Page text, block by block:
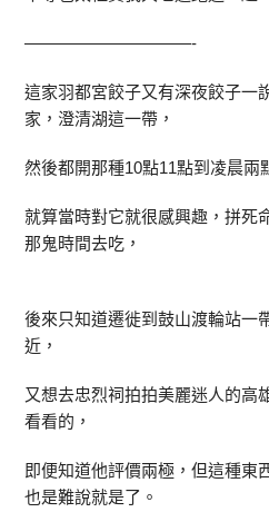
——————————-
這家羽都宮餃子又有深夜餃子一
家，澄清湖這一帶，
然後都開那種10點11點到凌晨兩
就算當時對它就很感興趣，拼死
那鬼時間去吃，
後來只知道遷徙到鼓山渡輪站一
近，
又想去忠烈祠拍拍美麗迷人的高
看看的，
即便知道他評價兩極，但這種東
也是難說就是了。